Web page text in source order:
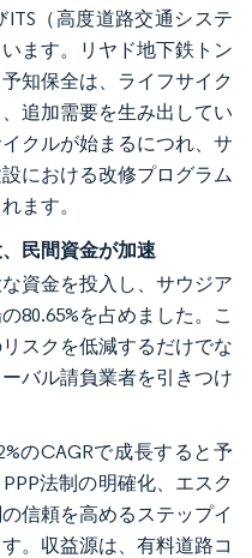
（高度道路交通システ
ます。リヤド地下鉄トン
知保全は、ライフサイク
追加需要を生み出してい
クルが始まるにつれ、サ
における改修プログラム
ます。
民間資金が加速
資金を投入し、サウジア
80.65%を占めました。こ
スクを低減するだけでな
バル請負業者を引きつけ
のCAGRで成長すると予
法制の明確化、エスク
信頼を高めるステップイ
。収益源は、有料道路コ